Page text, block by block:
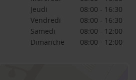
Jeudi
08:00 - 16:30
Vendredi
08:00 - 16:30
Samedi
08:00 - 12:00
Dimanche
08:00 - 12:00